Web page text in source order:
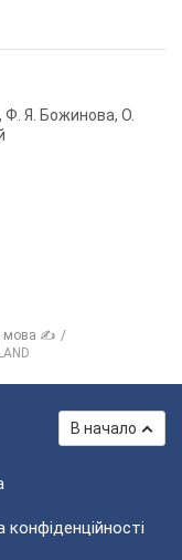
Ф. Я. Божинова, О.
мова ✍
В начало
конфіденційності